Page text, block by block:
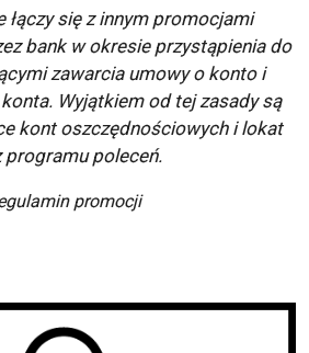
łączy się z innym promocjami
bank w okresie przystąpienia do
zawarcia umowy o konto i
Wyjątkiem od tej zasady są
kont oszczędnościowych i lokat
programu poleceń.
promocji